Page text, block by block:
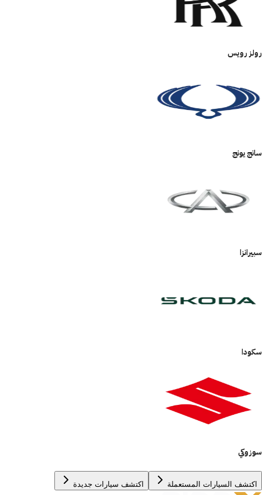
رولز رويس
سانج يونج
سبيرانزا
سكودا
سوزوكي
اكتشف السيارات المستعملة اكتشف سيارات جديدة